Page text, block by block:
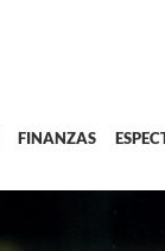
FINANZAS